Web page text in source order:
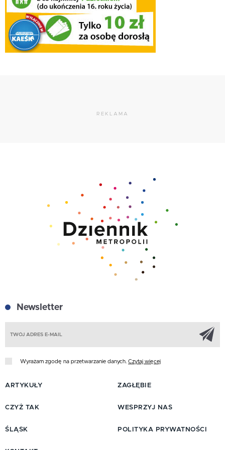
REKLAMA
Newsletter
Wyrażam zgodę na przetwarzanie danych. Czytaj więcej
ARTYKUŁY
CZYŻ TAK
ŚLĄSK
ZAGŁĘBIE
WESPRZYJ NAS
POLITYKA PRYWATNOŚCI